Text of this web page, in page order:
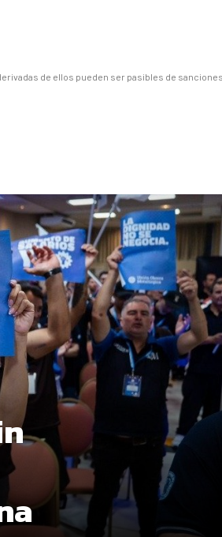
de ellos pueden ser pasibles de